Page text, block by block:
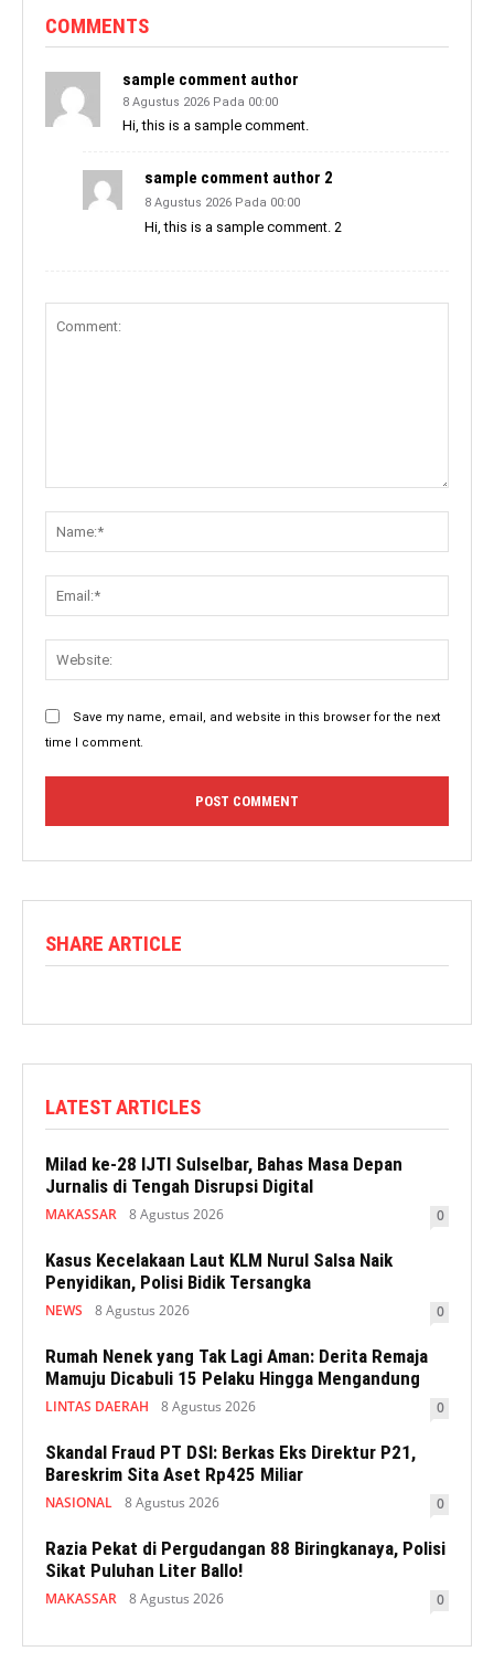
COMMENTS
sample comment author
8 Agustus 2026 Pada 00:00
Hi, this is a sample comment.
sample comment author 2
8 Agustus 2026 Pada 00:00
Hi, this is a sample comment. 2
Save my name, email, and website in this browser for the next
time I comment.
SHARE ARTICLE
LATEST ARTICLES
Milad ke-28 IJTI Sulselbar, Bahas Masa Depan
Jurnalis di Tengah Disrupsi Digital
MAKASSAR 8 Agustus 2026 0
Kasus Kecelakaan Laut KLM Nurul Salsa Naik
Penyidikan, Polisi Bidik Tersangka
NEWS 8 Agustus 2026 0
Rumah Nenek yang Tak Lagi Aman: Derita Remaja
Mamuju Dicabuli 15 Pelaku Hingga Mengandung
LINTAS DAERAH 8 Agustus 2026 0
Skandal Fraud PT DSI: Berkas Eks Direktur P21,
Bareskrim Sita Aset Rp425 Miliar
NASIONAL 8 Agustus 2026 0
Razia Pekat di Pergudangan 88 Biringkanaya, Polisi
Sikat Puluhan Liter Ballo!
MAKASSAR 8 Agustus 2026 0